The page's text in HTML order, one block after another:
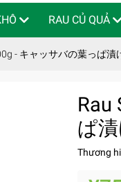
RAU CỦ QUẢ
- キャッサバの葉っぱ漬
Rau
ぱ
Thương